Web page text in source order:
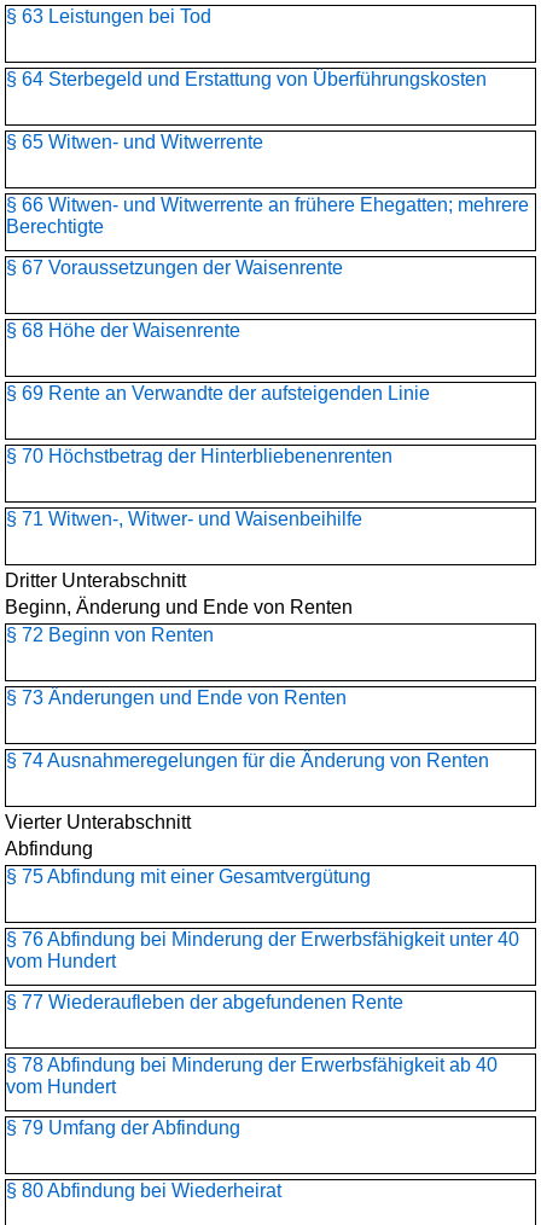
§ 63 Leistungen bei Tod
§ 64 Sterbegeld und Erstattung von Überführungskosten
§ 65 Witwen- und Witwerrente
§ 66 Witwen- und Witwerrente an frühere Ehegatten; mehrere
Berechtigte
§ 67 Voraussetzungen der Waisenrente
§ 68 Höhe der Waisenrente
§ 69 Rente an Verwandte der aufsteigenden Linie
§ 70 Höchstbetrag der Hinterbliebenenrenten
§ 71 Witwen-, Witwer- und Waisenbeihilfe
Dritter Unterabschnitt
Beginn, Änderung und Ende von Renten
§ 72 Beginn von Renten
§ 73 Änderungen und Ende von Renten
§ 74 Ausnahmeregelungen für die Änderung von Renten
Vierter Unterabschnitt
Abfindung
§ 75 Abfindung mit einer Gesamtvergütung
§ 76 Abfindung bei Minderung der Erwerbsfähigkeit unter 40
vom Hundert
§ 77 Wiederaufleben der abgefundenen Rente
§ 78 Abfindung bei Minderung der Erwerbsfähigkeit ab 40
vom Hundert
§ 79 Umfang der Abfindung
§ 80 Abfindung bei Wiederheirat